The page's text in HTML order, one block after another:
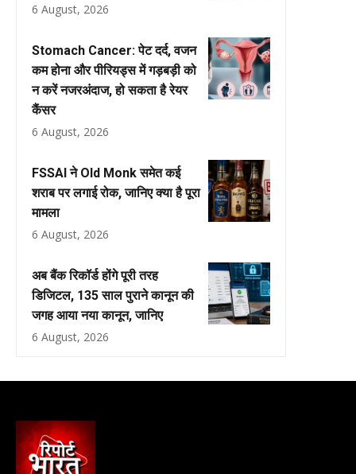
6 August, 2026
Stomach Cancer: पेट दर्द, वजन
कम होना और पीरियड्स में गड़बड़ी को
न करें नजरअंदाज, हो सकता है रेयर
कैंसर
6 August, 2026
FSSAI ने Old Monk समेत कई
शराब पर लगाई रोक, जानिए क्या है पूरा
मामला
6 August, 2026
अब बैंक रिकॉर्ड होंगे पूरी तरह
डिजिटल, 135 साल पुराने कानून की
जगह आया नया कानून, जानिए
6 August, 2026